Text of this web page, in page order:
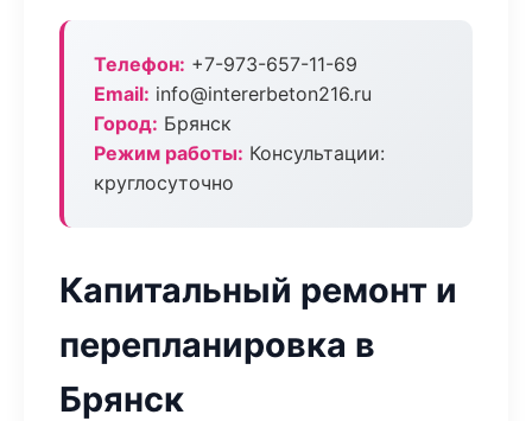
Телефон: +7-973-657-11-69
Email: info@intererbeton216.ru
Город: Брянск
Режим работы: Консультации:
круглосуточно
Капитальный ремонт и
перепланировка в
Брянск